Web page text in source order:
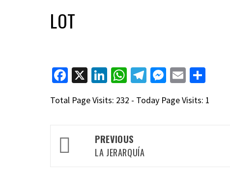
LOT
Facebook
X LinkedIn
WhatsApp
Telegram
Messenger
Email
Total Page Visits: 232 - Today Page Visits: 1
Post
navigation
PREVIOUS
LA JERARQUÍA